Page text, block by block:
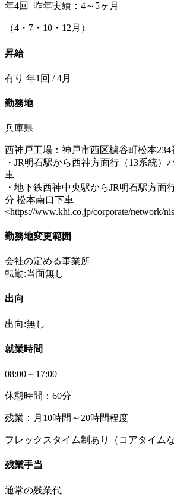
年4回 昨年実績：4～5ヶ月
（4・7・10・12月）
昇給
有り 年1回 / 4月
勤務地
兵庫県
西神戸工場：神戸市西区櫨谷町松本234
・JR明石駅から西神方面行（13系統）
車
・地下鉄西神中央駅からJR明石駅方面
分 松本南口下車
<https://www.khi.co.jp/corporate/network/
勤務地変更範囲
会社の定める事業所
転勤:当面無し
出向
出向:無し
就業時間
08:00～17:00
休憩時間：60分
残業：月10時間～20時間程度
フレックスタイム制あり（コアタイムな
残業手当
通常の残業代